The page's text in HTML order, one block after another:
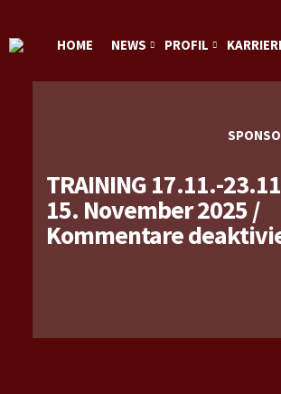
HOME NEWS PROFIL
TRAINING 17.11.-
15. November 2025/
Kommentare